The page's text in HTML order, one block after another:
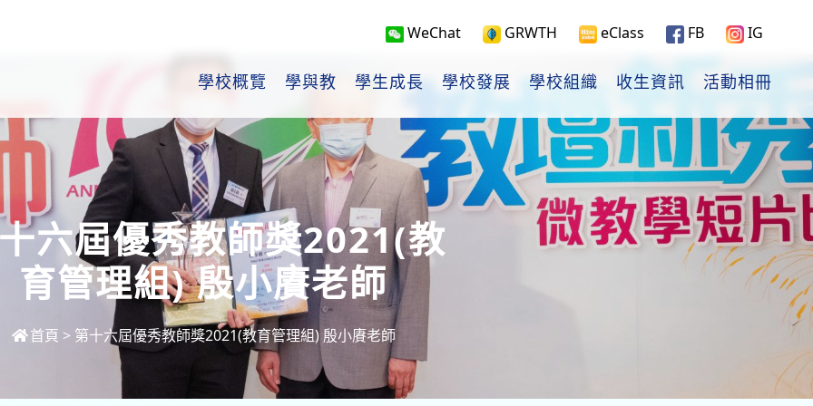
WeChat GRWTH eClass FB IG
學校概覽 學與教 學生成長 學校發展 學校組織 收生資訊 活動相冊
六屆優秀教師獎2021(教
育管理組) 殷小賡老師
首頁 > 第十六屆優秀教師獎2021(教育管理組) 殷小賡老師